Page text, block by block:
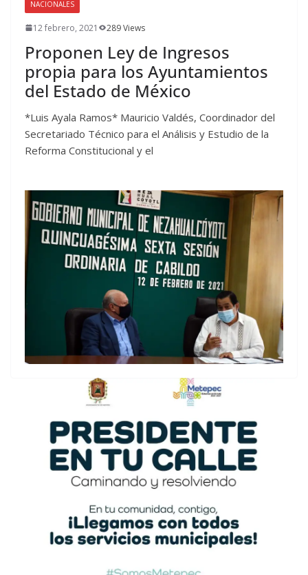
NACIONALES
12 febrero, 2021 289 Views
Proponen Ley de Ingresos
propia para los Ayuntamientos
del Estado de México
*Luis Ayala Ramos* Mauricio Valdés, Coordinador del
Secretariado Técnico para el Análisis y Estudio de la
Reforma Constitucional y el